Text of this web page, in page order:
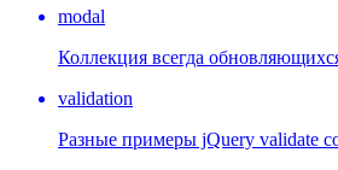
modal
Коллекция всегда
validation
Разные примеры jQuery validate